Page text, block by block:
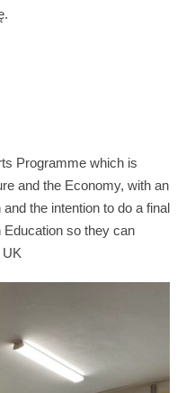
Programme which is
and the Economy, with an
the intention to do a final
so they can